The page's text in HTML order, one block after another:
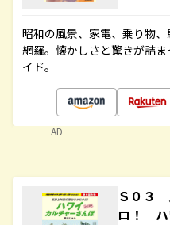
昭和の風景、家電、乗り物
網羅。懐かしさと驚きが詰
イド。
AD
Ｓ０３
ロ！ ハ